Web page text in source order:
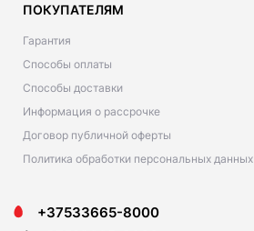
ПОКУПАТЕЛЯМ
Гарантия
Способы оплаты
Способы доставки
Информация о рассрочке
Договор публичной оферты
Политика обработки персональных данных
+37533665-8000